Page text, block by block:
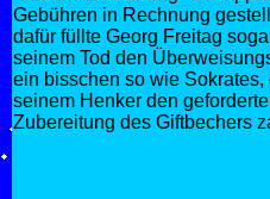
Gebühren in Rechnung
dafür füllte Georg Freitag
seinem Tod den
ein bisschen so wie
seinem Henker den
Zubereitung des Giftbechers